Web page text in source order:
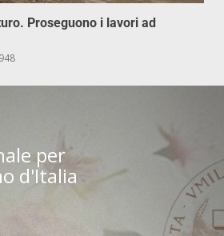
Proseguono i lavori ad
948
per
d'Italia